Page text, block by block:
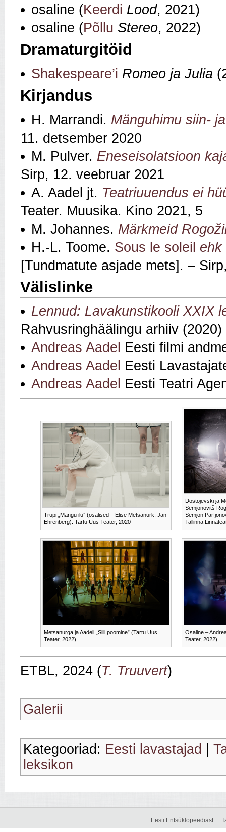
osaline (Keerdi Lood, 2021)
osaline (Põllu Stereo, 2022)
Dramaturgitöid
Shakespeare’i Romeo ja Julia
Kirjandus
H. Marrandi. Mänguhimu siin-
11. detsember 2020
M. Pulver. Eneseisolatsioon
Sirp, 12. veebruar 2021
A. Aadel jt. Teatriuuendus ei
Teater. Muusika. Kino 2021, 5
M. Johannes. Märkmeid
H.-L. Toome. Sous le soleil ehk
[Tundmatute asjade mets]. –
Välislinke
Lennud: Lavakunstikooli XXIX
Rahvusringhäälingu arhiiv (2020)
Andreas Aadel Eesti filmi
Andreas Aadel Eesti
Andreas Aadel Eesti Teatri
Trupi „Mängu ilu” (osalised – Elise Metsanurk, Jan
Ehrenberg). Tartu Uus Teater, 2020
Dostojevski ja
Semjonovitš
Semjon
Tallinna
Metsanurga ja Aadeli „Siili poomine” (Tartu Uus
Teater, 2022)
Osaline –
Teater, 2022)
ETBL, 2024 (T. Truuvert)
Galerii
Kategooriad: Eesti lavastajad
leksikon
Eesti Entsüklopeediast